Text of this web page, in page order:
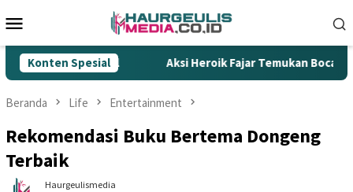
ke
Mobile
Konten Spesial
Ilegal Aksi Heroik Fajar Temukan Bocah Tenggelam
Beranda Life Entertainment
Rekomendasi Buku Bertema Dongeng
Terbaik
Haurgeulismedia